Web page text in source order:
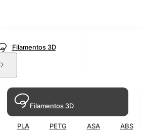
Filamentos 3D
Filamentos 3D
PLA PETG ASA ABS